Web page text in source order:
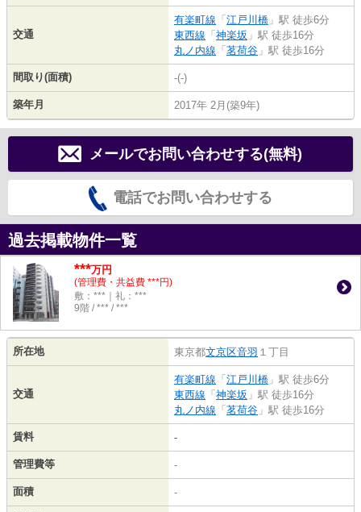
交通
有楽町線 「 江戸川橋 」駅 徒歩6分
東西線 「 神楽坂 」駅 徒歩16分
丸ノ内線 「 茗荷谷 」駅 徒歩16分
間取り(面積) -(-)
築年月 2017年 2月(築9年)
メールでお問い合わせする(無料)
電話でお問い合わせする
過去掲載物件一覧
***万円
(管理費・共益費 ***円)
敷：***｜礼：***
9階 / *** / ***
所在地 東京都文京区音羽 １丁目
交通
有楽町線 「 江戸川橋 」駅 徒歩6分
東西線 「 神楽坂 」駅 徒歩16分
丸ノ内線 「 茗荷谷 」駅 徒歩16分
賃料 -
管理費等 -
面積 -